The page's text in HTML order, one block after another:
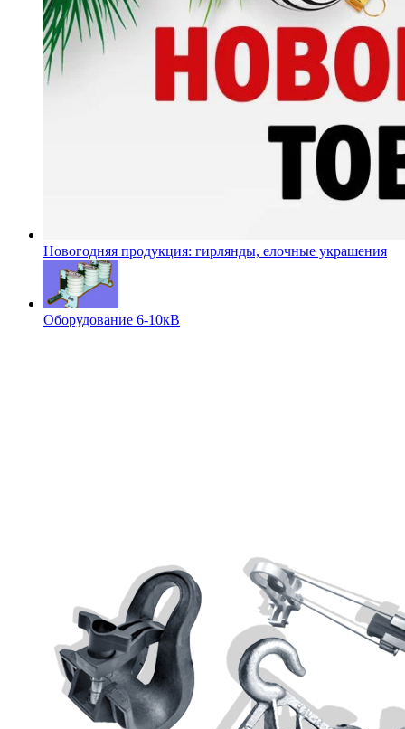
Новогодняя продукция: гирлянды, елочные украшения
Оборудование 6-10кВ